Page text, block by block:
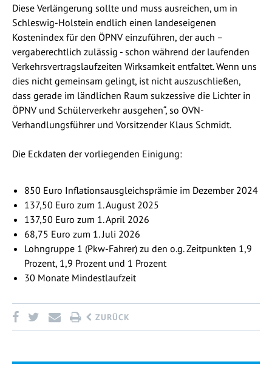
Diese Verlängerung sollte und muss ausreichen, um in
Schleswig-Holstein endlich einen landeseigenen
Kostenindex für den ÖPNV einzuführen, der auch –
vergaberechtlich zulässig - schon während der laufenden
Verkehrsvertragslaufzeiten Wirksamkeit entfaltet. Wenn uns
dies nicht gemeinsam gelingt, ist nicht auszuschließen,
dass gerade im ländlichen Raum sukzessive die Lichter in
ÖPNV und Schülerverkehr ausgehen“, so OVN-
Verhandlungsführer und Vorsitzender Klaus Schmidt.
Die Eckdaten der vorliegenden Einigung:
850 Euro Inflationsausgleichsprämie im Dezember 2024
137,50 Euro zum 1. August 2025
137,50 Euro zum 1. April 2026
68,75 Euro zum 1. Juli 2026
Lohngruppe 1 (Pkw-Fahrer) zu den o.g. Zeitpunkten 1,9
Prozent, 1,9 Prozent und 1 Prozent
30 Monate Mindestlaufzeit
ZURÜCK